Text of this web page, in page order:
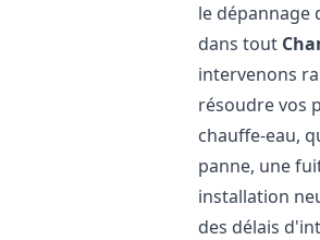
le dépannage
dans tout
intervenons
résoudre vos
chauffe-eau,
panne, une
installation
des délais